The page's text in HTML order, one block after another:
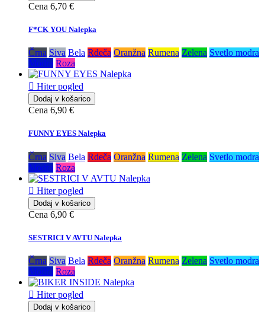
Cena 6,70 €
F*CK YOU Nalepka
Črna Siva Bela Rdeča Oranžna Rumena Zelena Svetlo modra
Modra Roza
 Hiter pogled
Dodaj v košarico
Cena 6,90 €
FUNNY EYES Nalepka
Črna Siva Bela Rdeča Oranžna Rumena Zelena Svetlo modra
Modra Roza
 Hiter pogled
Dodaj v košarico
Cena 6,90 €
SESTRICI V AVTU Nalepka
Črna Siva Bela Rdeča Oranžna Rumena Zelena Svetlo modra
Modra Roza
 Hiter pogled
Dodaj v košarico